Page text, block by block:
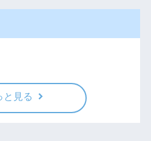
と見る